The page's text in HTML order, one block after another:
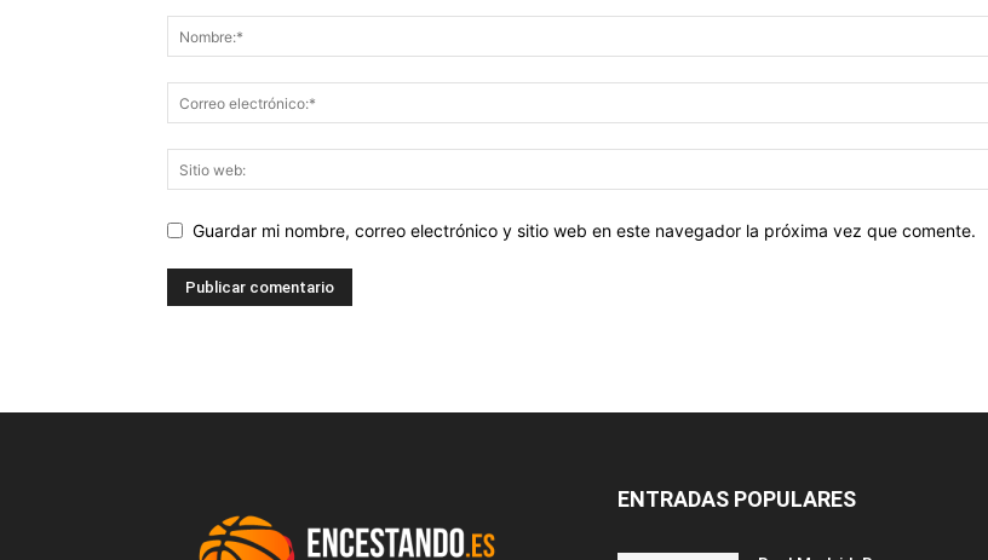
Guardar mi nombre, correo electrónico y sitio web en este navegador la próxima vez que comente.
ENTRADAS POPULARES